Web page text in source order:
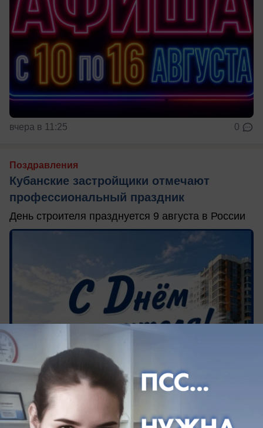
вчера в 11:25 0
Поздравления
Кубанские застройщики отмечают
профессиональный праздник
День строителя празднуется 9 августа в России
вчера в 10:45